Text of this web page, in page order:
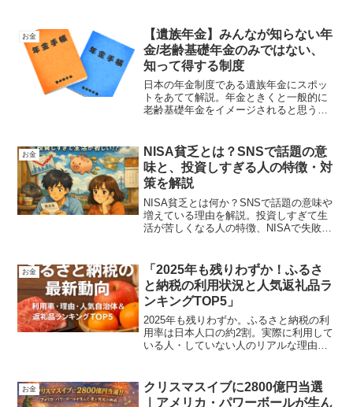
にして解説していきたいと思います。
お金
【遺族年金】みんなが知らない年
金/老齢基礎年金のみではない、
知って得する制度
日本の年金制度である遺族年金にスポッ
トをあてて解説。年金ときくと一般的に
老齢基礎年金をイメージされると思うの
あるかもしれませんが、残った方にも生
活があります。収入の柱が少しでも補え
るよう、制度を活用してみましょう。
お金
NISA貧乏とは？SNSで話題の意
味と、投資しすぎる人の特徴・対
策を解説
NISA貧乏とは何か？SNSで話題の意味や
増えている理由を解説。投資しすぎて生
活が苦しくなる人の特徴、NISAで失敗す
紹介します。
お金
「2025年も残りわずか！ふるさ
と納税の利用状況と人気返礼品ラ
ンキングTOP5」
2025年も残りわずか。ふるさと納税の利
用率は日本人口の約2割。実際に利用して
いる人・していない人のリアルな理由、
付先選びに役立つ最新情報を温かい筆致
でまとめました。
お金
クリスマスイブに2800億円当選
｜アメリカ・パワーボールが生ん